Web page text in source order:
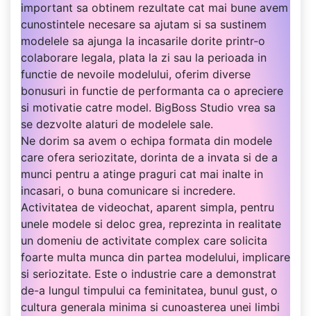
important sa obtinem rezultate cat mai bune avem
cunostintele necesare sa ajutam si sa sustinem
modelele sa ajunga la incasarile dorite printr-o
colaborare legala, plata la zi sau la perioada in
functie de nevoile modelului, oferim diverse
bonusuri in functie de performanta ca o apreciere
si motivatie catre model. BigBoss Studio vrea sa
se dezvolte alaturi de modelele sale.
Ne dorim sa avem o echipa formata din modele
care ofera seriozitate, dorinta de a invata si de a
munci pentru a atinge praguri cat mai inalte in
incasari, o buna comunicare si incredere.
Activitatea de videochat, aparent simpla, pentru
unele modele si deloc grea, reprezinta in realitate
un domeniu de activitate complex care solicita
foarte multa munca din partea modelului, implicare
si seriozitate. Este o industrie care a demonstrat
de-a lungul timpului ca feminitatea, bunul gust, o
cultura generala minima si cunoasterea unei limbi